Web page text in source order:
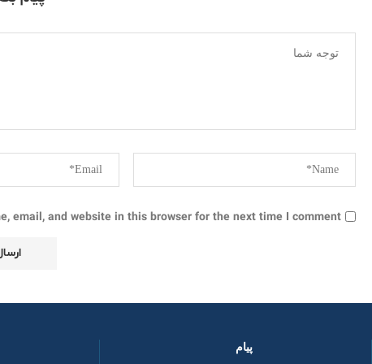
email, and website in this browser for the next time I comment.
پیام